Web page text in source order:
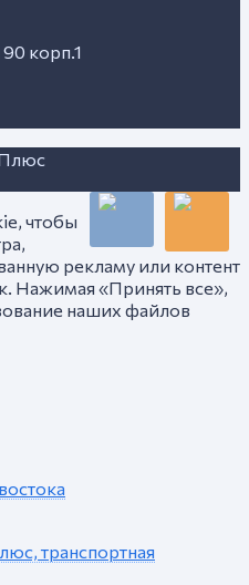
корп.1
чтобы
рекламу или контент
Нажимая «Принять все»,
наших файлов
транспортная